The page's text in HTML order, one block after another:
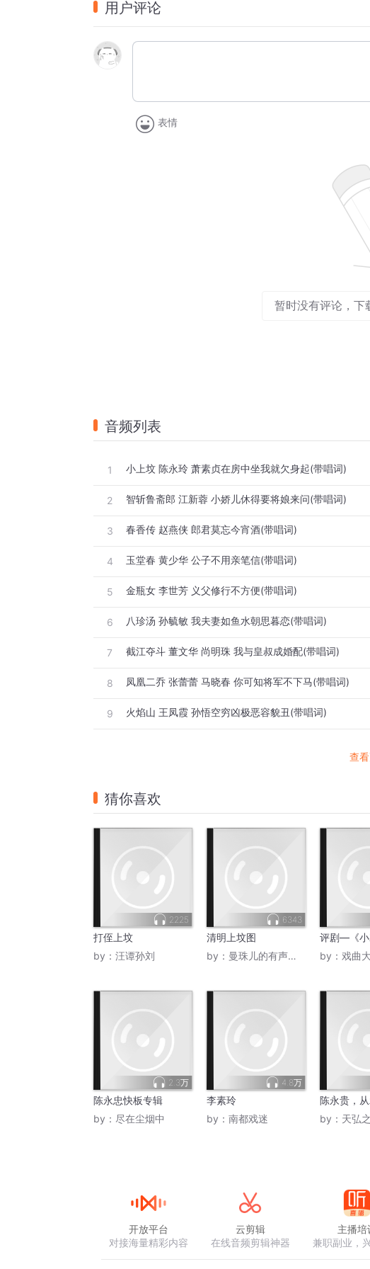
哭坏了贤妻女裙钗
到后来五雷轰顶是那蔡伯喈
来到了刘家新坟台
坟前放下了千张纸
用户评论
表情
暂时没有评论，下
音频列表
1 小上坟 陈永玲 萧素贞在房中坐我就欠身起(带唱词)
2 智斩鲁斋郎 江新蓉 小娇儿休得要将娘来问(带唱词)
3 春香传 赵燕侠 郎君莫忘今宵酒(带唱词)
4 玉堂春 黄少华 公子不用亲笔信(带唱词)
5 金瓶女 李世芳 义父修行不方便(带唱词)
6 八珍汤 孙毓敏 我夫妻如鱼水朝思暮恋(带唱词)
7 截江夺斗 董文华 尚明珠 我与皇叔成婚配(带唱词)
8 凤凰二乔 张蕾蕾 马晓春 你可知将军不下马(带唱词)
9 火焰山 王凤霞 孙悟空穷凶极恶容貌丑(带唱词)
查
猜你喜欢
2225
打侄上坟
by： 汪谭孙刘
6343
清明上坟图
by： 曼珠儿的有声故事
评剧—《小
by： 戏曲
2.3万
陈永忠快板专辑
by： 尽在尘烟中
4.8万
李素玲
by： 南都戏迷
陈永贵，
by： 天弘
开放平台
对接海量精彩内容
云剪辑
在线音频剪辑神器
主播培
兼职副业，